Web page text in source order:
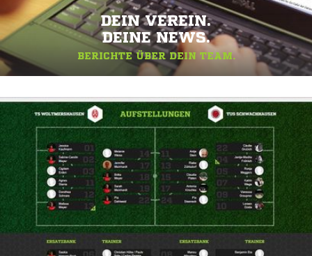
DEIN VEREIN.
DEINE NEWS.
BERICHTE ÜBER DEIN TEAM.